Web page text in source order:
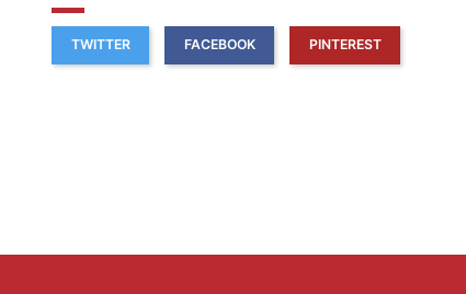
TWITTER FACEBOOK PINTEREST